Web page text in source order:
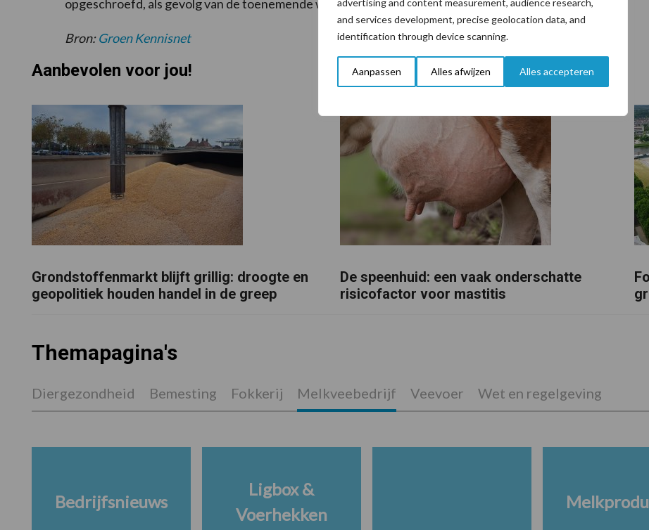
advertising and content measurement, audience research,
and services development, precise geolocation data, and
identification through device scanning.
Aanpassen Alles afwijzen Alles accepteren
opgeschroefd, als gevolg van de toenemende welvaart en de groeiende bevolking.
Bron:Groen Kennisnet
Aanbevolen voor jou!
Grondstoffenmarkt blijft grillig: droogte en
geopolitiek houden handel in de greep
De speenhuid: een vaak onderschatte
risicofactor voor mastitis
Themapagina's
Diergezondheid Bemesting Fokkerij Melkveebedrijf Veevoer Wet en regelgeving
Bedrijfsnieuws
Ligbox &
Voerhekken